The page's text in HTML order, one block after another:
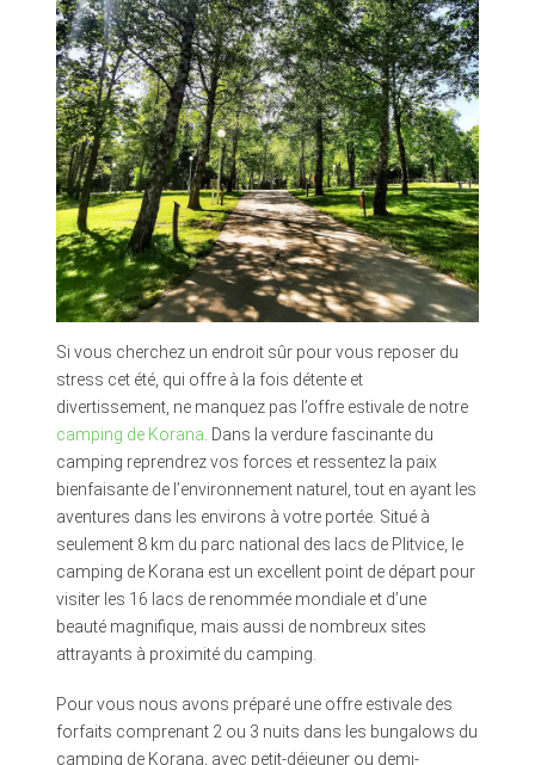
Si vous cherchez un endroit sûr pour vous reposer du
stress cet été, qui offre à la fois détente et
divertissement, ne manquez pas l’offre estivale de notre
camping de Korana. Dans la verdure fascinante du
camping reprendrez vos forces et ressentez la paix
bienfaisante de l’environnement naturel, tout en ayant les
aventures dans les environs à votre portée. Situé à
seulement 8 km du parc national des lacs de Plitvice, le
camping de Korana est un excellent point de départ pour
visiter les 16 lacs de renommée mondiale et d’une
beauté magnifique, mais aussi de nombreux sites
attrayants à proximité du camping.
Pour vous nous avons préparé une offre estivale des
forfaits comprenant 2 ou 3 nuits dans les bungalows du
camping de Korana, avec petit-déjeuner ou demi-